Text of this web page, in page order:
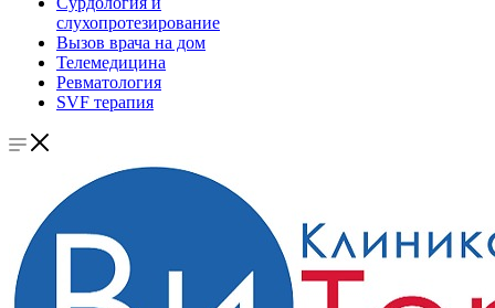
слухопротезирование
Вызов врача на дом
Телемедицина
Ревматология
SVF терапия